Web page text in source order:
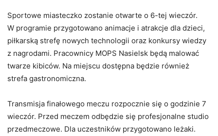
Sportowe miasteczko zostanie otwarte o 6-tej wieczór.
W programie przygotowano animacje i atrakcje dla dzieci,
piłkarską strefę nowych technologii oraz konkursy wiedzy
z nagrodami. Pracownicy MOPS Nasielsk będą malować
twarze kibiców. Na miejscu dostępna będzie również
strefa gastronomiczna.
Transmisja finałowego meczu rozpocznie się o godzinie 7
wieczór. Przed meczem odbędzie się profesjonalne studio
przedmeczowe. Dla uczestników przygotowano leżaki.